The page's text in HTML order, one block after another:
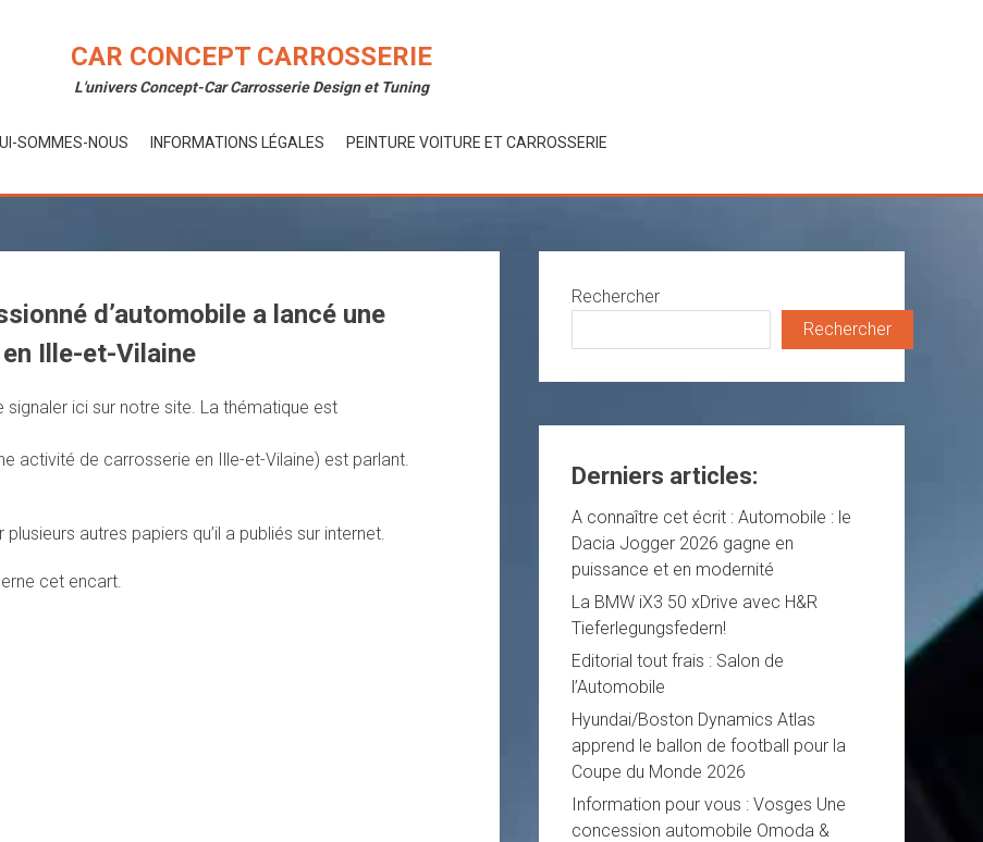
CAR CONCEPT CARROSSERIE
L'univers Concept-Car Carrosserie Design et Tuning
SOMMES-NOUS INFORMATIONS LÉGALES PEINTURE VOITURE ET CARROSSERIE
d’automobile a lancé une
Ille-et-Vilaine
ici sur notre site. La thématique est
activité de carrosserie en Ille-et-Vilaine) est parlant.
autres papiers qu’il a publiés sur internet.
cet encart.
Rechercher
Rechercher
Derniers articles:
A connaître cet écrit : Automobile : le
Dacia Jogger 2026 gagne en
puissance et en modernité
La BMW iX3 50 xDrive avec H&R
Tieferlegungsfedern!
Editorial tout frais : Salon de
l’Automobile
Hyundai/Boston Dynamics Atlas
apprend le ballon de football pour la
Coupe du Monde 2026
Information pour vous : Vosges Une
concession automobile Omoda &